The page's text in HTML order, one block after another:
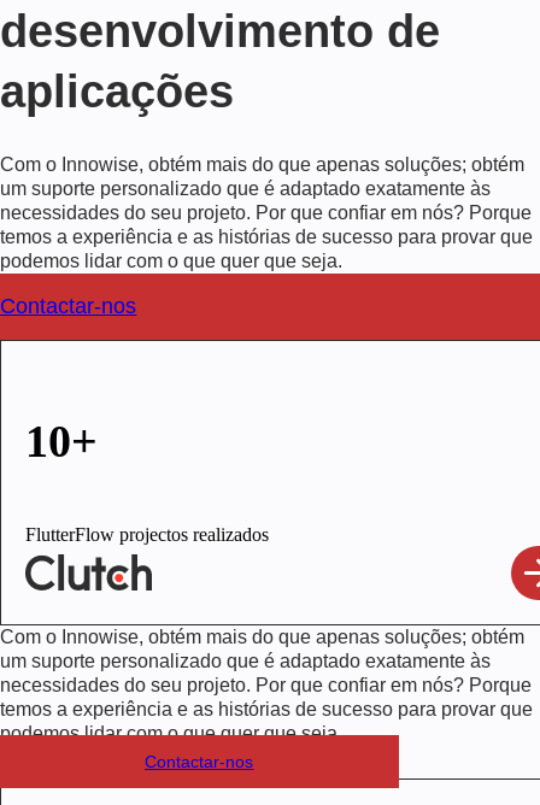
desenvolvimento de
aplicações
Com o Innowise, obtém mais do que apenas soluções; obtém
um suporte personalizado que é adaptado exatamente às
necessidades do seu projeto. Por que confiar em nós? Porque
temos a experiência e as histórias de sucesso para provar que
podemos lidar com o que quer que seja.
Contactar-nos
10+
FlutterFlow projectos realizados
Com o Innowise, obtém mais do que apenas soluções; obtém
um suporte personalizado que é adaptado exatamente às
necessidades do seu projeto. Por que confiar em nós? Porque
temos a experiência e as histórias de sucesso para provar que
podemos lidar com o que quer que seja.
Contactar-nos